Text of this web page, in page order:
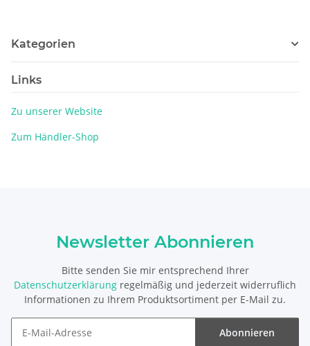
Kategorien
Links
Zu unserer Website
Zum Händler-Shop
Newsletter Abonnieren
Bitte senden Sie mir entsprechend Ihrer
Datenschutzerklärung regelmäßig und jederzeit widerruflich
Informationen zu Ihrem Produktsortiment per E-Mail zu.
Abonnieren